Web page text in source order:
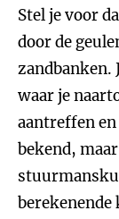
Stel je voor
door de
zandbanken.
waar je
aantreffen
bekend,
berekenende